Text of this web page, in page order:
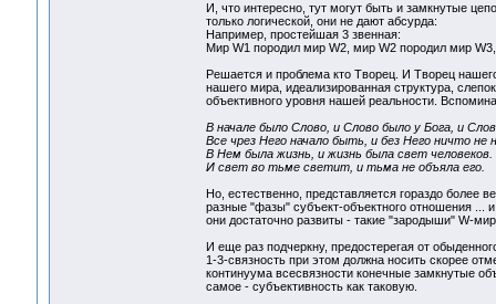
И, что интересно, тут могут быть и замкнутые
только логической, они не дают абсурда:
Например, простейшая 3 звенная:
Мир W1 породил мир W2, мир W2 породил мир
Решается и проблема кто Творец. И Творец
нашего мира, идеализированная структура,
объективного уровня нашей реальности.
В начале было Слово, и Слово было у Бога, и
Все чрез Него начало быть, и без Него ничто
В Нем была жизнь, и жизнь была свет человеков.
И свет во тьме светит, и тьма не объяла его.
Но, естественно, представляется гораздо
разные "фазы" субъект-объектного отношения ...
они достаточно развиты - такие "зародыши" W-
И еще раз подчеркну, предостерегая от
1-3-связность при этом должна носить скорее
континуума всесвязности конечные замкнутые
самое - субъективность как таковую.